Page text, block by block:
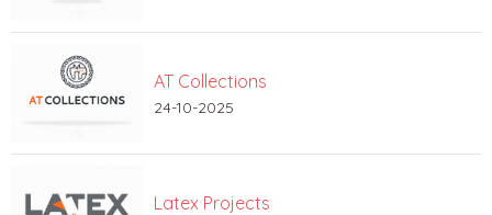
AT Collections
24-10-2025
Latex Projects